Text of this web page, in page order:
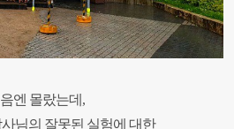
엔 몰랐는데,
님의 잘못된 실험에 대한